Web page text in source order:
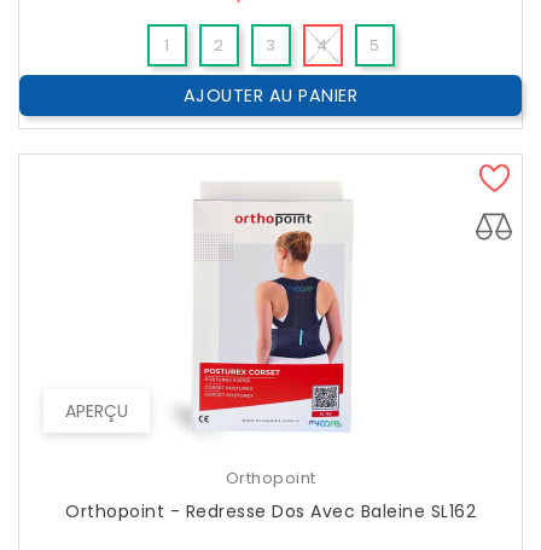
1 2 3 4 5
AJOUTER AU PANIER
APERÇU
Orthopoint
Orthopoint - Redresse Dos Avec Baleine SL162